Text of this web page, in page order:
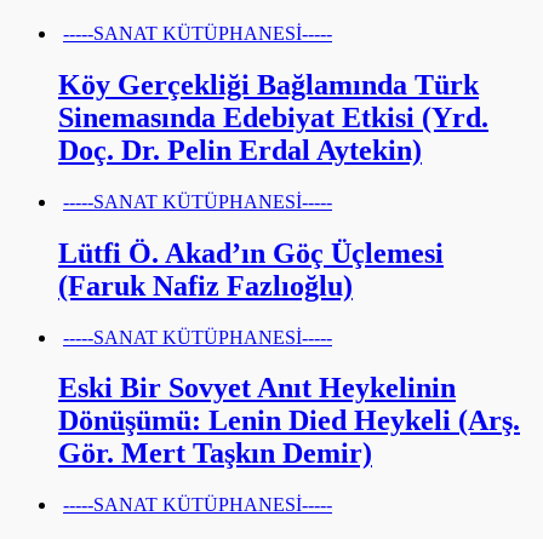
-----SANAT KÜTÜPHANESİ-----
Köy Gerçekliği Bağlamında Türk
Sinemasında Edebiyat Etkisi (Yrd.
Doç. Dr. Pelin Erdal Aytekin)
-----SANAT KÜTÜPHANESİ-----
Lütfi Ö. Akad’ın Göç Üçlemesi
(Faruk Nafiz Fazlıoğlu)
-----SANAT KÜTÜPHANESİ-----
Eski Bir Sovyet Anıt Heykelinin
Dönüşümü: Lenin Died Heykeli (Arş.
Gör. Mert Taşkın Demir)
-----SANAT KÜTÜPHANESİ-----